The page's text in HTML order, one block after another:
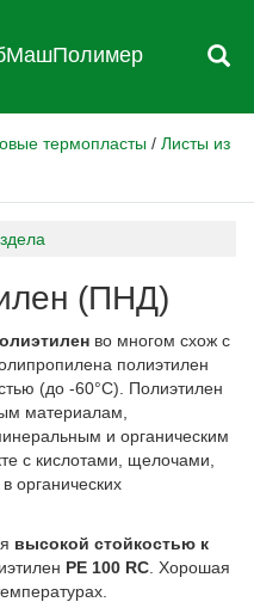
термопласты / Листы из
(ПНД)
во многом схож с
полиэтилен
(до -60°С). Полиэтилен
материалам,
и органическим
с кислотами, щелочами,
органических
высокой стойкостью к
PE 100 RC . Хорошая